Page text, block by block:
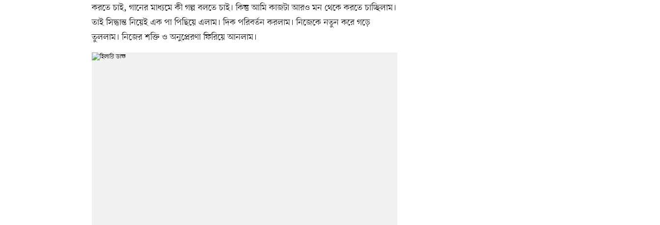
করতে চাই, গানের মাধ্যমে কী গল্প বলতে চাই। কিন্তু আমি কাজটা আরও মন থেকে করতে চাচ্ছিলাম।
তাই সিদ্ধান্ত নিয়েই এক পা পিছিয়ে এলাম। দিক পরিবর্তন করলাম। নিজেকে নতুন করে গড়ে
তুললাম। নিজের শক্তি ও অনুপ্রেরণা ফিরিয়ে আনলাম।